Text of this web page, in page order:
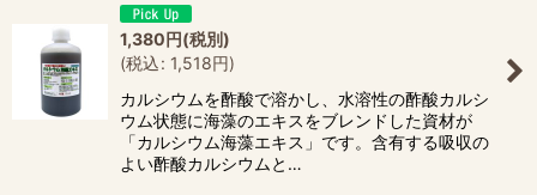
1,380 円(税別)
(税込: 1,518円)
カルシウムを酢酸で溶かし、水溶性の酢酸カルシ
ウム状態に海藻のエキスをブレンドした資材が
「カルシウム海藻エキス」です。含有する吸収の
よい酢酸カルシウムと…